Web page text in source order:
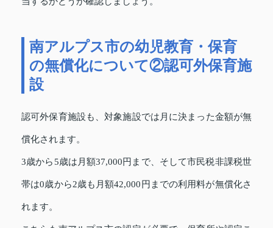
南アルプス市の幼児教育・保育
の無償化について②認可外保育施
設
認可外保育施設も、対象施設では月に決まった金額が無
償化されます。
3歳から5歳は月額37,000円まで、そして市民税非課税世
帯は0歳から2歳も月額42,000円までの利用料が無償化さ
れます。